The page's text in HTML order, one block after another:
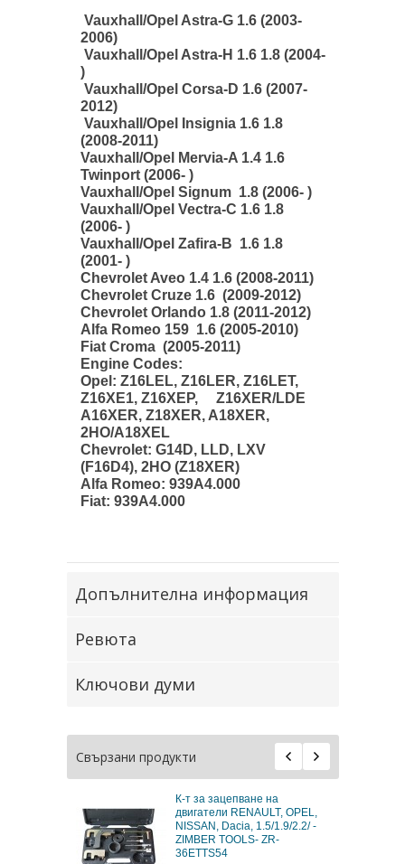
Vauxhall/Opel Astra-G 1.6 (2003-
2006)
Vauxhall/Opel Astra-H 1.6 1.8 (2004-
)
Vauxhall/Opel Corsa-D 1.6 (2007-
2012)
Vauxhall/Opel Insignia 1.6 1.8
(2008-2011)
Vauxhall/Opel Mervia-A 1.4 1.6
Twinport (2006- )
Vauxhall/Opel Signum 1.8 (2006- )
Vauxhall/Opel Vectra-C 1.6 1.8
(2006- )
Vauxhall/Opel Zafira-B 1.6 1.8
(2001- )
Chevrolet Aveo 1.4 1.6 (2008-2011)
Chevrolet Cruze 1.6 (2009-2012)
Chevrolet Orlando 1.8 (2011-2012)
Alfa Romeo 159 1.6 (2005-2010)
Fiat Croma (2005-2011)
Engine Codes:
Opel: Z16LEL, Z16LER, Z16LET,
Z16XE1, Z16XEP, Z16XER/LDE
A16XER, Z18XER, A18XER,
2HO/A18XEL
Chevrolet: G14D, LLD, LXV
(F16D4), 2HO (Z18XER)
Alfa Romeo: 939A4.000
Fiat: 939A4.000
Допълнителна информация
Ревюта
Ключови думи
Свързани продукти
К-т за зацепване на
двигатели RENAULT, OPEL,
NISSAN, Dacia, 1.5/1.9/2.2/ -
ZIMBER TOOLS- ZR-
36ETTS54